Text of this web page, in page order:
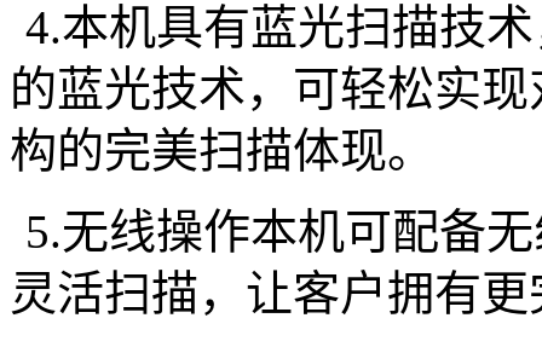
4.本机具有蓝光扫描技
的蓝光技术，可轻松实
构的完美扫描体现。
5.无线操作本机可配备
灵活扫描，让客户拥有